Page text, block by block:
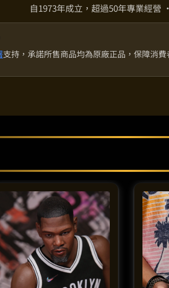
自1973年成立，超過50年專業經營
支持，承諾所售商品均為原廠正品，保障消費